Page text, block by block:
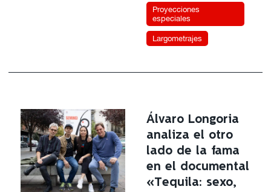
Proyecciones
especiales
Largometrajes
Álvaro Longoria
analiza el otro
lado de la fama
en el documental
«Tequila: sexo,